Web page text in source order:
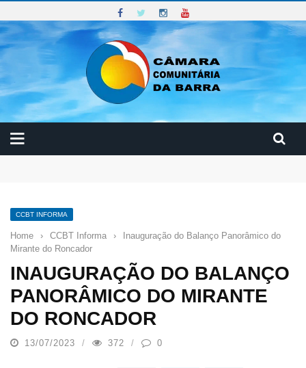
CCBT INFORMA
Home › CCBT Informa ›
Inauguração do Balanço Panorâmico do
Mirante do Roncador
INAUGURAÇÃO DO BALANÇO
PANORÂMICO DO MIRANTE
DO RONCADOR
13/07/2023 372 0